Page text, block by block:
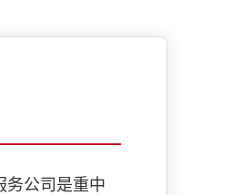
公司是重中